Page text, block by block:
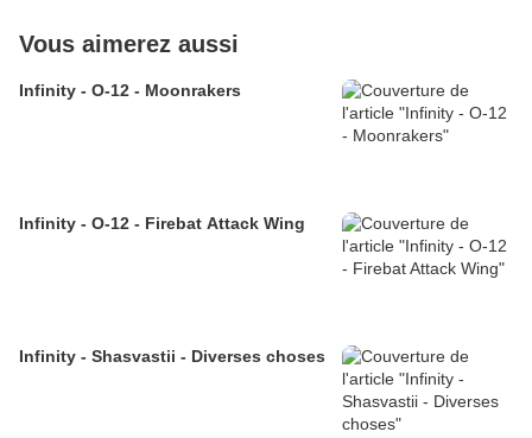
Vous aimerez aussi
Infinity - O-12 - Moonrakers
Infinity - O-12 - Firebat Attack Wing
Infinity - Shasvastii - Diverses choses